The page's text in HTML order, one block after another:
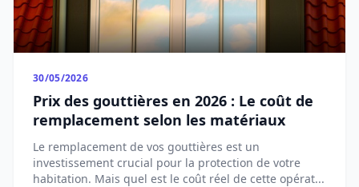
30/05/2026
Prix des gouttières en 2026 : Le coût de
remplacement selon les matériaux
Le remplacement de vos gouttières est un
investissement crucial pour la protection de votre
habitation. Mais quel est le coût réel de cette opérat...